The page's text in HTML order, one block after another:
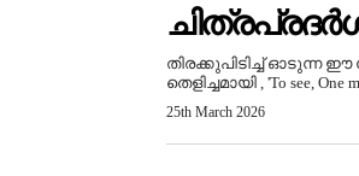
തിരക്കുപിടിച്ച് ഓടുന്ന
തെളിച്ചമായി , 'To see, One
25th March 2026